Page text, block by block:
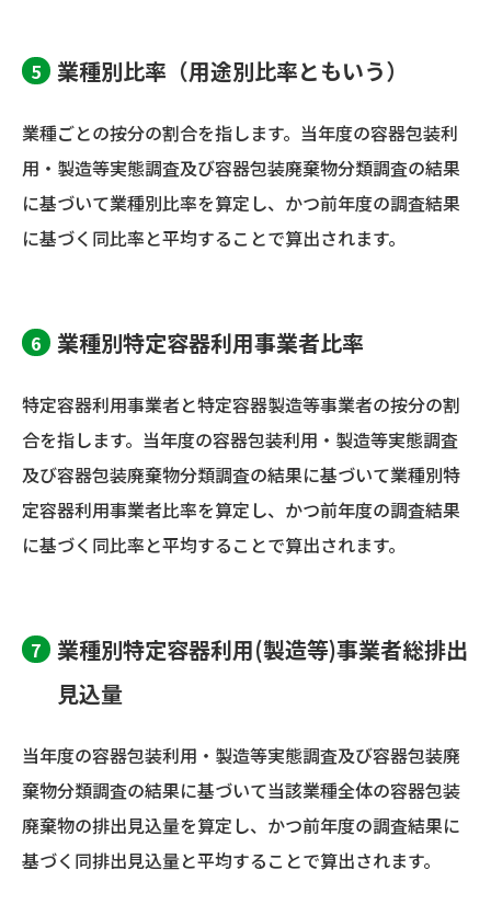
業種別比率（用途別比率ともいう）
業種ごとの按分の割合を指します。当年度の容器包装利
用・製造等実態調査及び容器包装廃棄物分類調査の結果
に基づいて業種別比率を算定し、かつ前年度の調査結果
に基づく同比率と平均することで算出されます。
業種別特定容器利用事業者比率
特定容器利用事業者と特定容器製造等事業者の按分の割
合を指します。当年度の容器包装利用・製造等実態調査
及び容器包装廃棄物分類調査の結果に基づいて業種別特
定容器利用事業者比率を算定し、かつ前年度の調査結果
に基づく同比率と平均することで算出されます。
業種別特定容器利用(製造等)事業者総排出
見込量
当年度の容器包装利用・製造等実態調査及び容器包装廃
棄物分類調査の結果に基づいて当該業種全体の容器包装
廃棄物の排出見込量を算定し、かつ前年度の調査結果に
基づく同排出見込量と平均することで算出されます。